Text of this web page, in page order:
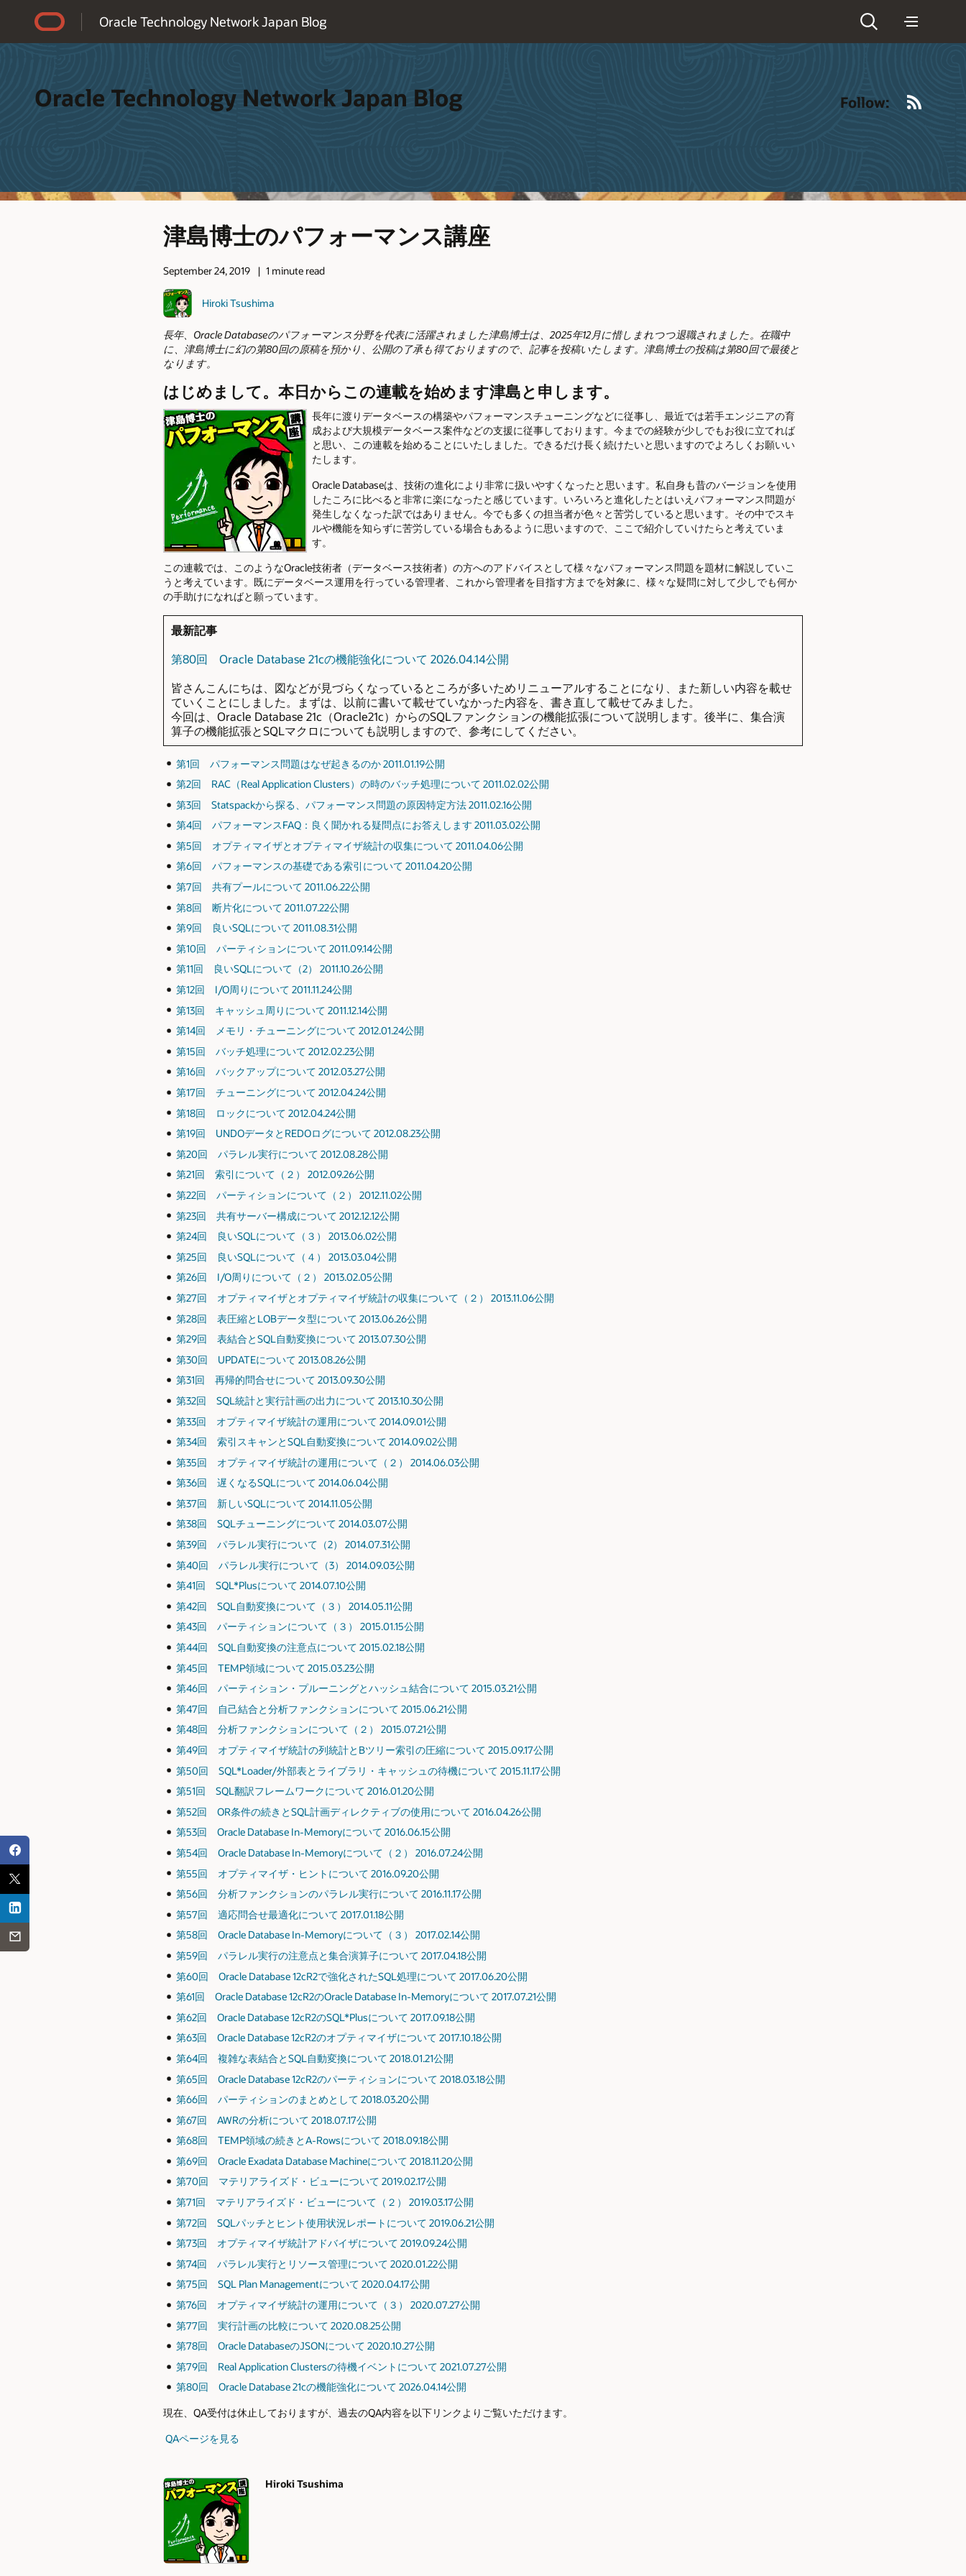
Oracle Technology Network Japan Blog
Oracle Technology Network Japan Blog Follow:
津島博士のパフォーマンス講座
September 24, 2019 1 minute read
Hiroki Tsushima
長年、Oracle Databaseのパフォーマンス分野を代表に活躍されました津島博士は、2025年12月に惜しまれつつ退職されました。在職中
に、津島博士に幻の第80回の原稿を預かり、公開の了承も得ておりますので、記事を投稿いたします。津島博士の投稿は第80回で最後と
なります。
はじめまして。本日からこの連載を始めます津島と申します。
長年に渡りデータベースの構築やパフォーマンスチューニングなどに従事し、最近では若手エンジニアの育
成および大規模データベース案件などの支援に従事しております。今までの経験が少しでもお役に立てれば
と思い、この連載を始めることにいたしました。できるだけ長く続けたいと思いますのでよろしくお願いい
たします。
Oracle Databaseは、技術の進化により非常に扱いやすくなったと思います。私自身も昔のバージョンを使用
したころに比べると非常に楽になったと感じています。いろいろと進化したとはいえパフォーマンス問題が
発生しなくなった訳ではありません。今でも多くの担当者が色々と苦労していると思います。その中でスキ
ルや機能を知らずに苦労している場合もあるように思いますので、ここで紹介していけたらと考えていま
す。
この連載では、このようなOracle技術者（データベース技術者）の方へのアドバイスとして様々なパフォーマンス問題を題材に解説していこ
うと考えています。既にデータベース運用を行っている管理者、これから管理者を目指す方までを対象に、様々な疑問に対して少しでも何か
の手助けになればと願っています。
最新記事
第80回 Oracle Database 21cの機能強化について 2026.04.14公開
皆さんこんにちは、図などが見づらくなっているところが多いためリニューアルすることになり、また新しい内容を載せ
ていくことにしました。まずは、以前に書いて載せていなかった内容を、書き直して載せてみました。
今回は、Oracle Database 21c（Oracle21c）からのSQLファンクションの機能拡張について説明します。後半に、集合演
算子の機能拡張とSQLマクロについても説明しますので、参考にしてください。
第1回 パフォーマンス問題はなぜ起きるのか 2011.01.19公開
第2回 RAC（Real Application Clusters）の時のバッチ処理について 2011.02.02公開
第3回 Statspackから探る、パフォーマンス問題の原因特定方法 2011.02.16公開
第4回 パフォーマンスFAQ：良く聞かれる疑問点にお答えします 2011.03.02公開
第5回 オプティマイザとオプティマイザ統計の収集について 2011.04.06公開
第6回 パフォーマンスの基礎である索引について 2011.04.20公開
第7回 共有プールについて 2011.06.22公開
第8回 断片化について 2011.07.22公開
第9回 良いSQLについて 2011.08.31公開
第10回 パーティションについて 2011.09.14公開
第11回 良いSQLについて（2） 2011.10.26公開
第12回 I/O周りについて 2011.11.24公開
第13回 キャッシュ周りについて 2011.12.14公開
第14回 メモリ・チューニングについて 2012.01.24公開
第15回 バッチ処理について 2012.02.23公開
第16回 バックアップについて 2012.03.27公開
第17回 チューニングについて 2012.04.24公開
第18回 ロックについて 2012.04.24公開
第19回 UNDOデータとREDOログについて 2012.08.23公開
第20回 パラレル実行について 2012.08.28公開
第21回 索引について（２） 2012.09.26公開
第22回 パーティションについて（２） 2012.11.02公開
第23回 共有サーバー構成について 2012.12.12公開
第24回 良いSQLについて（３） 2013.06.02公開
第25回 良いSQLについて（４） 2013.03.04公開
第26回 I/O周りについて（２） 2013.02.05公開
第27回 オプティマイザとオプティマイザ統計の収集について（２） 2013.11.06公開
第28回 表圧縮とLOBデータ型について 2013.06.26公開
第29回 表結合とSQL自動変換について 2013.07.30公開
第30回 UPDATEについて 2013.08.26公開
第31回 再帰的問合せについて 2013.09.30公開
第32回 SQL統計と実行計画の出力について 2013.10.30公開
第33回 オプティマイザ統計の運用について 2014.09.01公開
第34回 索引スキャンとSQL自動変換について 2014.09.02公開
第35回 オプティマイザ統計の運用について（２） 2014.06.03公開
第36回 遅くなるSQLについて 2014.06.04公開
第37回 新しいSQLについて 2014.11.05公開
第38回 SQLチューニングについて 2014.03.07公開
第39回 パラレル実行について（2） 2014.07.31公開
第40回 パラレル実行について（3） 2014.09.03公開
第41回 SQL*Plusについて 2014.07.10公開
第42回 SQL自動変換について（３） 2014.05.11公開
第43回 パーティションについて（３） 2015.01.15公開
第44回 SQL自動変換の注意点について 2015.02.18公開
第45回 TEMP領域について 2015.03.23公開
第46回 パーティション・プルーニングとハッシュ結合について 2015.03.21公開
第47回 自己結合と分析ファンクションについて 2015.06.21公開
第48回 分析ファンクションについて（２） 2015.07.21公開
第49回 オプティマイザ統計の列統計とBツリー索引の圧縮について 2015.09.17公開
第50回 SQL*Loader/外部表とライブラリ・キャッシュの待機について 2015.11.17公開
第51回 SQL翻訳フレームワークについて 2016.01.20公開
第52回 OR条件の続きとSQL計画ディレクティブの使用について 2016.04.26公開
第53回 Oracle Database In-Memoryについて 2016.06.15公開
第54回 Oracle Database In-Memoryについて（２） 2016.07.24公開
第55回 オプティマイザ・ヒントについて 2016.09.20公開
第56回 分析ファンクションのパラレル実行について 2016.11.17公開
第57回 適応問合せ最適化について 2017.01.18公開
第58回 Oracle Database In-Memoryについて（３） 2017.02.14公開
第59回 パラレル実行の注意点と集合演算子について 2017.04.18公開
第60回 Oracle Database 12cR2で強化されたSQL処理について 2017.06.20公開
第61回 Oracle Database 12cR2のOracle Database In-Memoryについて 2017.07.21公開
第62回 Oracle Database 12cR2のSQL*Plusについて 2017.09.18公開
第63回 Oracle Database 12cR2のオプティマイザについて 2017.10.18公開
第64回 複雑な表結合とSQL自動変換について 2018.01.21公開
第65回 Oracle Database 12cR2のパーティションについて 2018.03.18公開
第66回 パーティションのまとめとして 2018.03.20公開
第67回 AWRの分析について 2018.07.17公開
第68回 TEMP領域の続きとA-Rowsについて 2018.09.18公開
第69回 Oracle Exadata Database Machineについて 2018.11.20公開
第70回 マテリアライズド・ビューについて 2019.02.17公開
第71回 マテリアライズド・ビューについて（２） 2019.03.17公開
第72回 SQLパッチとヒント使用状況レポートについて 2019.06.21公開
第73回 オプティマイザ統計アドバイザについて 2019.09.24公開
第74回 パラレル実行とリソース管理について 2020.01.22公開
第75回 SQL Plan Managementについて 2020.04.17公開
第76回 オプティマイザ統計の運用について（３） 2020.07.27公開
第77回 実行計画の比較について 2020.08.25公開
第78回 Oracle DatabaseのJSONについて 2020.10.27公開
第79回 Real Application Clustersの待機イベントについて 2021.07.27公開
第80回 Oracle Database 21cの機能強化について 2026.04.14公開
現在、QA受付は休止しておりますが、過去のQA内容を以下リンクよりご覧いただけます。
QAページを見る
Authors
Hiroki Tsushima